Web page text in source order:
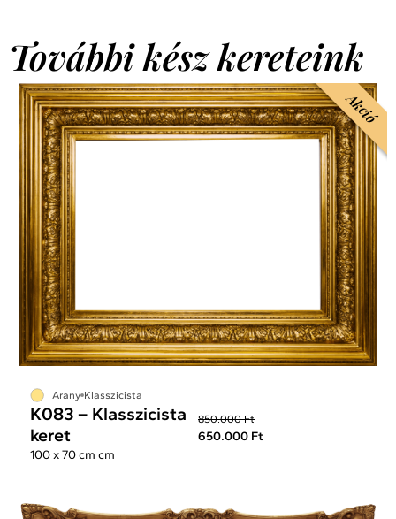
További kész kereteink
Akció
Arany Klasszicista
K083 – Klasszicista
keret
850.000 Ft
650.000 Ft
100 x 70 cm cm